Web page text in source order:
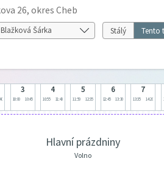
26, okres Cheb
Stálý Tento
3
10:00 10:45
4
10:55 11:40
5
11:50 12:35
6
12:45 13:30
7
13:35 14:20
Hlavní prázdniny
Volno